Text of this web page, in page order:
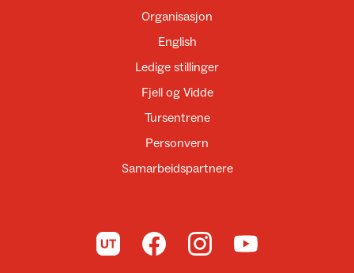
Organisasjon
English
Ledige stillinger
Fjell og Vidde
Tursentrene
Personvern
Samarbeidspartnere
Til UT.no Til DNT på Facebook
Til DNT på Instagram
Til DNT på YouTube